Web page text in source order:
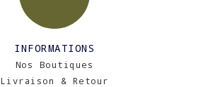
INFORMATIONS
Nos Boutiques
Livraison & Retour